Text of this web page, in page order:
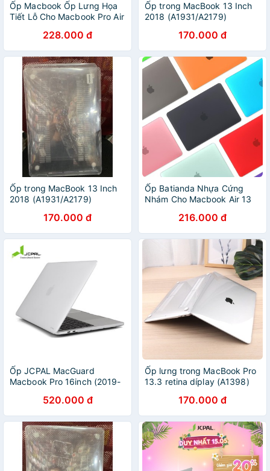
Ốp Macbook Ốp Lưng Họa
Tiết Lỗ Cho Macbook Pro Air
228.000 đ
Ốp trong MacBook 13 Inch
2018 (A1931/A2179)
170.000 đ
Ốp trong MacBook 13 Inch
2018 (A1931/A2179)
170.000 đ
Ốp Batianda Nhựa Cứng
Nhám Cho Macbook Air 13
A1706 A1708 Retina 15 16
A2141
216.000 đ
Ốp JCPAL MacGuard
Macbook Pro 16inch (2019-
520.000 đ
Ốp lưng trong MacBook Pro
13.3 retina díplay (A1398)
170.000 đ